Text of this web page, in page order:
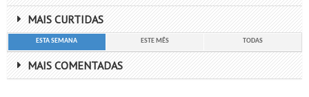
MAIS CURTIDAS
ESTA SEMANA ESTE MÊS TODAS
MAIS COMENTADAS